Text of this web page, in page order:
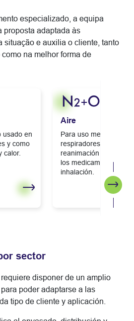
especializado, a equipa
proposta adaptada às
situação e auxilia o cliente, tanto
na melhor forma de
usado en
y como
calor.
Aire
Para uso medicinal,
respiradores, en
reanimación y como
los medicamentos para
inhalación.
sector
disponer de un amplio
poder adaptarse a las
tipo de cliente y aplicación.